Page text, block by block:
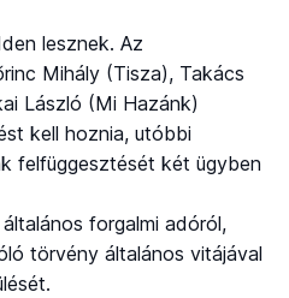
lesznek. Az
Mihály (Tisza), Takács
László (Mi Hazánk)
kell hoznia, utóbbi
felfüggesztését két ügyben
forgalmi adóról,
törvény általános vitájával